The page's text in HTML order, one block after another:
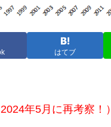
はてブ
年5月に再考察！）